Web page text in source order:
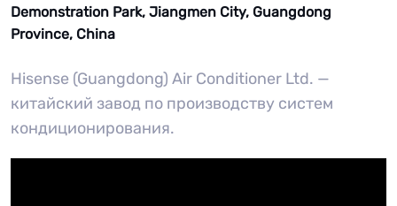
Demonstration Park, Jiangmen City, Guangdong
Province, China
Hisense (Guangdong) Air Conditioner Ltd. —
китайский завод по производству систем
кондиционирования.